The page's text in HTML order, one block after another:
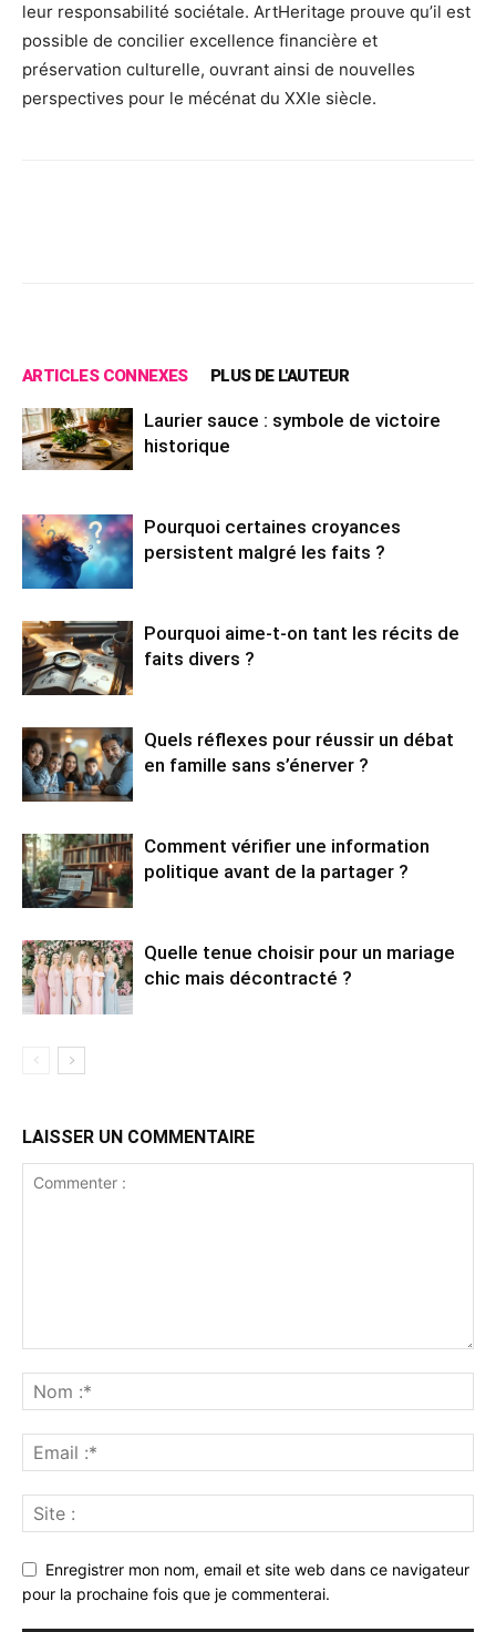
leur responsabilité sociétale. ArtHeritage prouve qu’il est
possible de concilier excellence financière et
préservation culturelle, ouvrant ainsi de nouvelles
perspectives pour le mécénat du XXIe siècle.
ARTICLES CONNEXES PLUS DE L'AUTEUR
Laurier sauce : symbole de victoire
historique
Pourquoi certaines croyances
persistent malgré les faits ?
Pourquoi aime-t-on tant les récits de
faits divers ?
Quels réflexes pour réussir un débat
en famille sans s’énerver ?
Comment vérifier une information
politique avant de la partager ?
Quelle tenue choisir pour un mariage
chic mais décontracté ?
LAISSER UN COMMENTAIRE
Enregistrer mon nom, email et site web dans ce navigateur
pour la prochaine fois que je commenterai.